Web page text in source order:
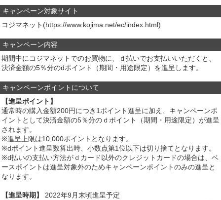
キャンペーン対象サイト
コジマネット(https://www.kojima.net/ec/index.html)
キャンペーン内容
期間中にコジマネットでのお買物に、ｄ払いでお支払いいただくと、
決済金額の5％分のdポイント（期間・用途限定）を進呈します。
キャンペーンポイントについて
【進呈ポイント】
通常時の購入金額200円につき1ポイント進呈に加え、キャンペーンポ
イントとして決済金額の5％分のｄポイント（期間・用途限定）が進呈
されます。
※進呈上限は10,000ポイントとなります。
※dポイント進呈数算出時、小数点第1位以下は切り捨てとなります。
※d払いの支払い方法がｄカード以外のクレジットカードの場合は、ベ
ースポイントは進呈対象外のためキャンペーンポイントのみの進呈と
なります。
【進呈時期】 2022年9月末頃進呈予定